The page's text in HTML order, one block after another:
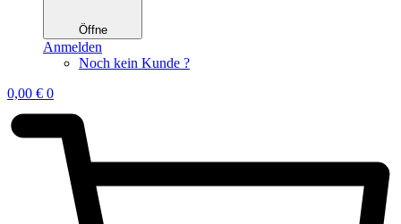
Öffne
Anmelden
Noch kein Kunde ?
0,00 € 0